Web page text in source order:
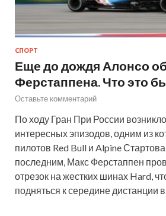
СПОРТ
Еще до дождя Алонсо
Ферстаппена. Что это
Оставьте комментарий
По ходу Гран При России
интересных эпизодов, одним из
пилотов Red Bull и Alpine
последним, Макс Ферстаппен
отрезок на жестких шинах Hard,
подняться к середине дистанции